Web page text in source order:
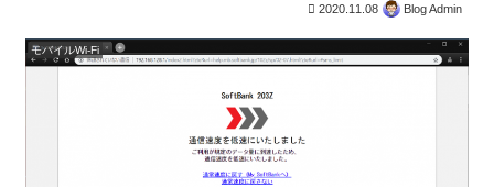
2020.11.08 Blog Admin
モバイルWi-Fi